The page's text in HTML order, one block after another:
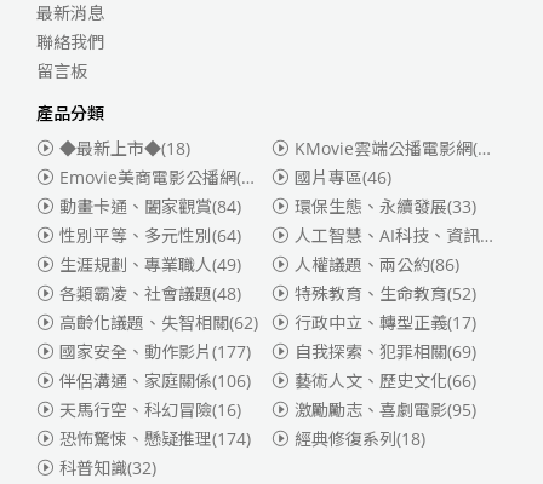
最新消息
聯絡我們
留言板
產品分類
◆最新上市◆(18)
KMovie雲端公播電影網(迪士尼、福斯、索尼)
Emovie美商電影公播網(華納)
(186)
國片專區(46)
動畫卡通、闔家觀賞(84) 環保生態、永續發展(33)
性別平等、多元性別(64) 人工智慧、AI科技、資訊安全
生涯規劃、專業職人(49) 人權議題、兩公約(86)
各類霸凌、社會議題(48) 特殊教育、生命教育(52)
高齡化議題、失智相關(62) 行政中立、轉型正義(17)
國家安全、動作影片(177) 自我探索、犯罪相關(69)
伴侶溝通、家庭關係(106) 藝術人文、歷史文化(66)
天馬行空、科幻冒險(16) 激勵勵志、喜劇電影(95)
恐怖驚悚、懸疑推理(174) 經典修復系列(18)
科普知識(32)